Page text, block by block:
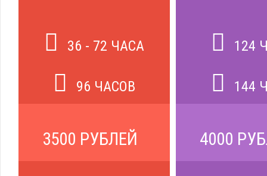
36 - 72 ЧАСА
96 ЧАСОВ
3500 РУБЛЕЙ
124
144
4000